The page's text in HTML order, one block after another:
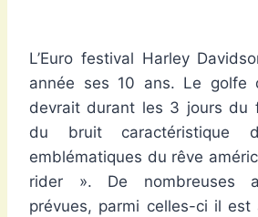
L’Euro festival Harley
année ses 10 ans. Le golfe
devrait durant les 3 jours du
du bruit caractéristique
emblématiques du rêve
rider ». De nombreuses
prévues, parmi celles-ci il